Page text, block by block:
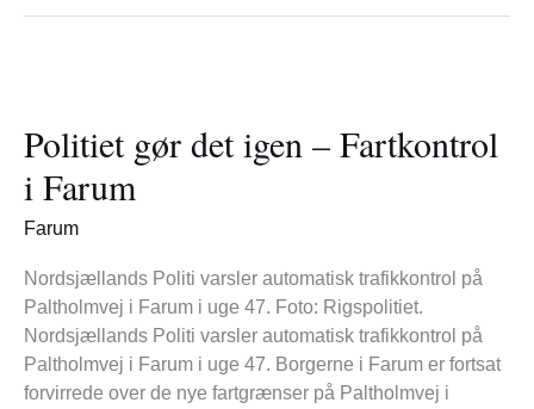
Politiet gør det igen – Fartkontrol
i Farum
Farum
Nordsjællands Politi varsler automatisk trafikkontrol på
Paltholmvej i Farum i uge 47. Foto: Rigspolitiet.
Nordsjællands Politi varsler automatisk trafikkontrol på
Paltholmvej i Farum i uge 47. Borgerne i Farum er fortsat
forvirrede over de nye fartgrænser på Paltholmvej i
det
igen
–
Fartkontrol
Farum